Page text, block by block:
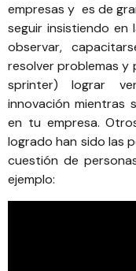
empresas y es de
seguir insistiendo
observar,
resolver problemas y
sprinter) lograr
innovación mientras
en tu empresa.
logrado han sido las
cuestión de
ejemplo: